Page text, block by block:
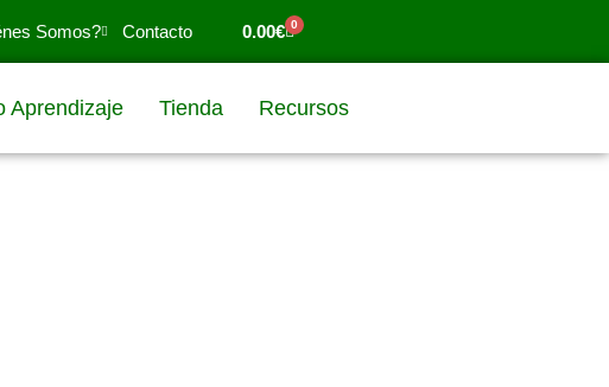
Somos? Contacto 0.00€ 0
Aprendizaje Tienda Recursos